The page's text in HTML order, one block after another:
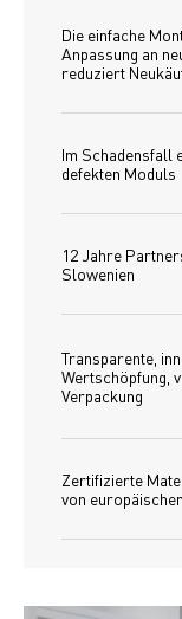
Die einfache
Anpassung an
reduziert
Im Schadensfall
defekten Moduls
12 Jahre
Slowenien
Transparente,
Wertschöpfung,
Verpackung
Zertifizierte
von